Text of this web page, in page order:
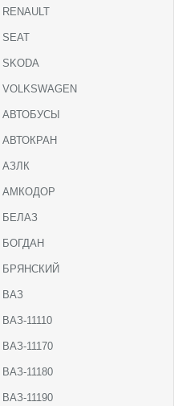
RENAULT
SEAT
SKODA
VOLKSWAGEN
АВТОБУСЫ
АВТОКРАН
АЗЛК
АМКОДОР
БЕЛАЗ
БОГДАН
БРЯНСКИЙ
ВАЗ
ВАЗ-11110
ВАЗ-11170
ВАЗ-11180
ВАЗ-11190